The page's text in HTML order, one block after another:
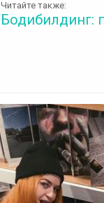
Читайте также:
Бодибилдинг: